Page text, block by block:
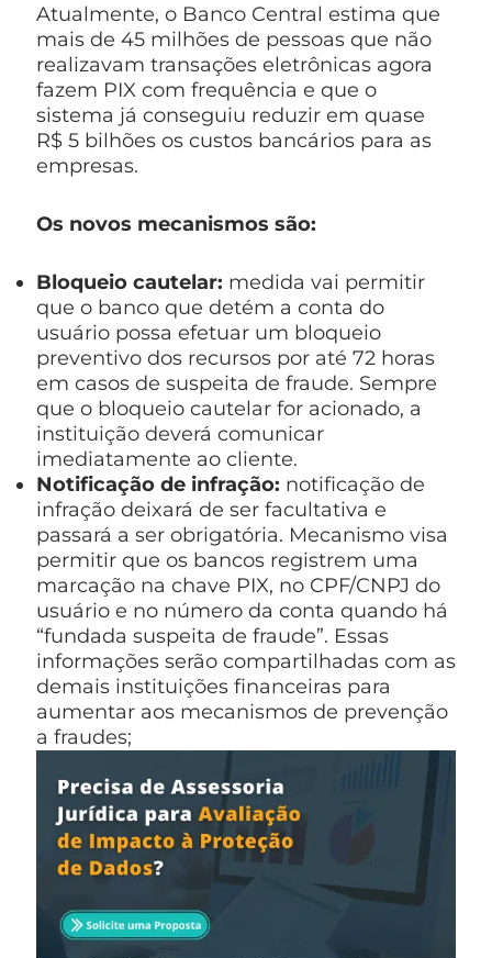
Atualmente, o Banco Central estima que
mais de 45 milhões de pessoas que não
realizavam transações eletrônicas agora
fazem PIX com frequência e que o
sistema já conseguiu reduzir em quase
R$ 5 bilhões os custos bancários para as
empresas.
Os novos mecanismos são:
Bloqueio cautelar: medida vai permitir
que o banco que detém a conta do
usuário possa efetuar um bloqueio
preventivo dos recursos por até 72 horas
em casos de suspeita de fraude. Sempre
que o bloqueio cautelar for acionado, a
instituição deverá comunicar
imediatamente ao cliente.
Notificação de infração: notificação de
infração deixará de ser facultativa e
passará a ser obrigatória. Mecanismo visa
permitir que os bancos registrem uma
marcação na chave PIX, no CPF/CNPJ do
usuário e no número da conta quando há
“fundada suspeita de fraude”. Essas
informações serão compartilhadas com as
demais instituições financeiras para
aumentar aos mecanismos de prevenção
a fraudes;